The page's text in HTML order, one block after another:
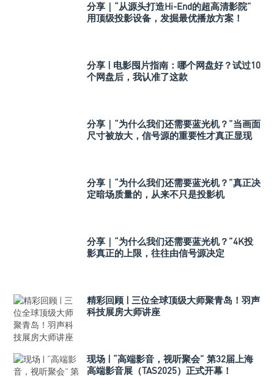
分享｜“从源头打造Hi-End的超高清影院”
用顶级投影设备，发掘最优播放方案！
分享 | 电影囤片指南：哪个网盘好？试过10
个网盘后，我认准了这款
分享｜“为什么我们还需要蓝光机？”当画面
尺寸被放大，信号源的重要性才真正显现
分享｜“为什么我们还需要蓝光机？”真正决
定暗场质量的，从来不只是投影机
分享｜“为什么我们还需要蓝光机？”4K投
影真正的上限，往往由信号源决定
精彩回顾 | 三位全球顶级大师聚青岛！羽声
科技展房大师讲座
现场 | “高端影音，视听聚会” 第32届上海
高端影音展（TAS2025）正式开幕！